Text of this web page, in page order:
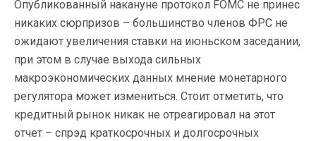
Опубликованный накануне протокол FOMC не принес
никаких сюрпризов – большинство членов ФРС не
ожидают увеличения ставки на июньском заседании,
при этом в случае выхода сильных
макроэкономических данных мнение монетарного
регулятора может измениться. Стоит отметить, что
кредитный рынок никак не отреагировал на этот
отчет – спрэд краткосрочных и долгосрочных